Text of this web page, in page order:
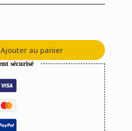
Ajouter au panier
sécurisé